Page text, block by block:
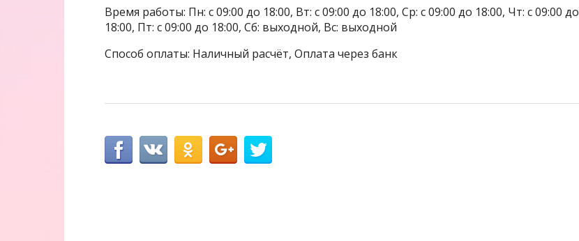
Время работы: Пн: с 09:00 до 18:00, Вт: с 09:00 до 18:00, Ср: с 09:00 до 18:00, Чт: с 09:00 до
18:00, Пт: с 09:00 до 18:00, Сб: выходной, Вс: выходной
Способ оплаты: Наличный расчёт, Оплата через банк